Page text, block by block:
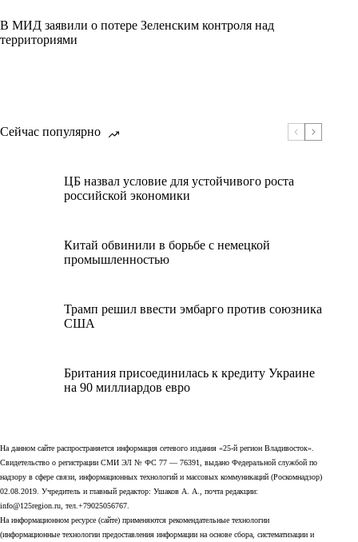
В МИД заявили о потере Зеленским контроля над
территориями
Сейчас популярно
ЦБ назвал условие для устойчивого роста
российской экономики
Китай обвинили в борьбе с немецкой
промышленностью
Трамп решил ввести эмбарго против союзника
США
Британия присоединилась к кредиту Украине
на 90 миллиардов евро
На данном сайте распространяется информация сетевого издания «25-й регион Владивосток».
Свидетельство о регистрации СМИ ЭЛ № ФС 77 — 76391, выдано Федеральной службой по
надзору в сфере связи, информационных технологий и массовых коммуникаций (Роскомнадзор)
02.08.2019. Учредитель и главный редактор: Ушаков А. А., почта редакции:
info@125region.ru, тел.+79025056767.
На информационном ресурсе (сайте) применяются рекомендательные технологии
(информационные технологии предоставления информации на основе сбора, систематизации и